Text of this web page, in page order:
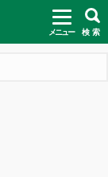
メニュー 検 索